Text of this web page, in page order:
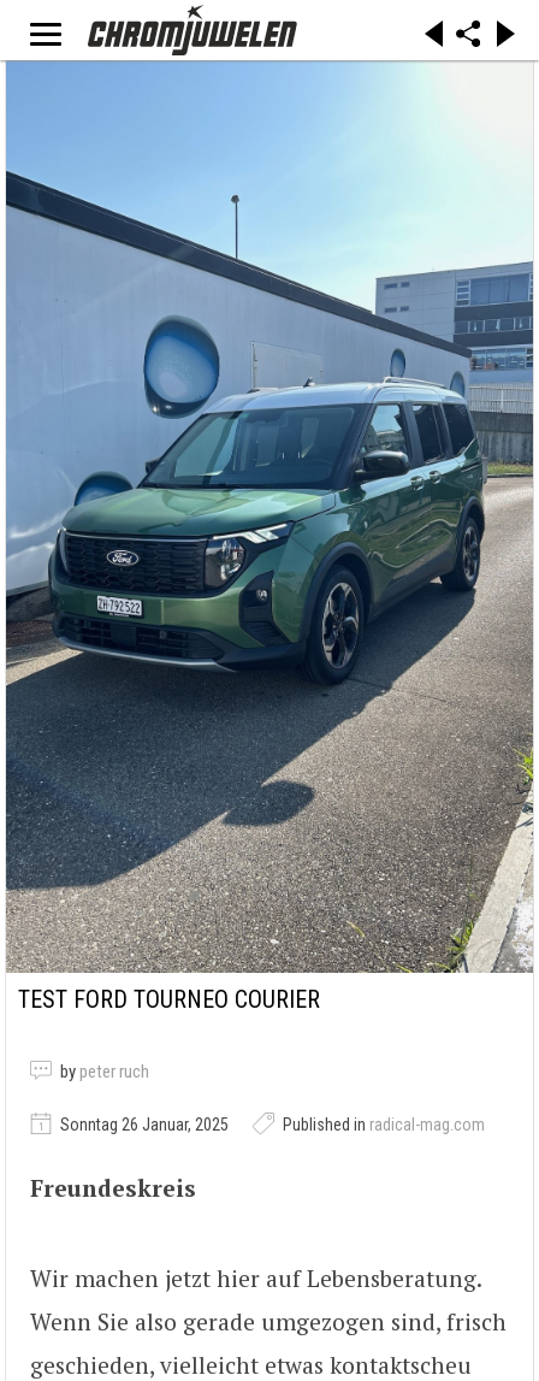
TEST FORD TOURNEO COURIER
by peter ruch
Sonntag 26 Januar, 2025 Published in radical-mag.com
Freundeskreis
Wir machen jetzt hier auf Lebensberatung.
Wenn Sie also gerade umgezogen sind, frisch
geschieden, vielleicht etwas kontaktscheu